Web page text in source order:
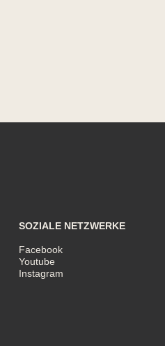
SOZIALE NETZWERKE
Facebook
Youtube
Instagram